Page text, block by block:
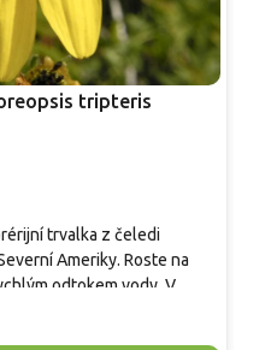
tripteris
trvalka z čeledi
Ameriky. Roste na
odtokem vody. V
150–200 cm a trs 60–90